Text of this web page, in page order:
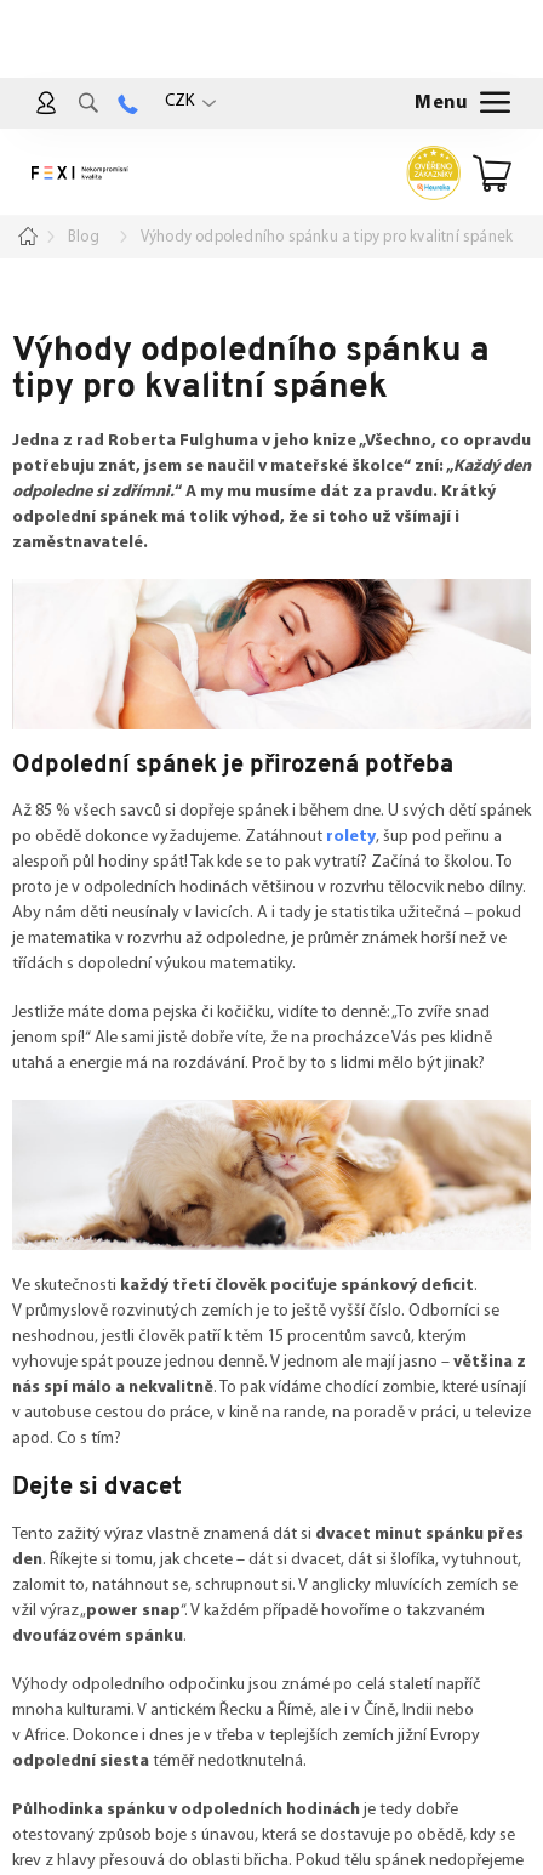
CZK
DomůBlog Výhody odpoledního spánku a tipy pro kvalitní spánek
Výhody odpoledního spánku a
tipy pro kvalitní spánek
Jedna z rad Roberta Fulghuma v jeho knize „Všechno, co opravdu
potřebuju znát, jsem se naučil v mateřské školce“ zní: „Každý den
odpoledne si zdřímni.“ A my mu musíme dát za pravdu. Krátký
odpolední spánek má tolik výhod, že si toho už všímají i
zaměstnavatelé.
Odpolední spánek je přirozená potřeba
Až 85 % všech savců si dopřeje spánek i během dne. U svých dětí spánek
po obědě dokonce vyžadujeme. Zatáhnout rolety, šup pod peřinu a
alespoň půl hodiny spát! Tak kde se to pak vytratí? Začíná to školou. To
proto je v odpoledních hodinách většinou v rozvrhu tělocvik nebo dílny.
Aby nám děti neusínaly v lavicích. A i tady je statistika užitečná – pokud
je matematika v rozvrhu až odpoledne, je průměr známek horší než ve
třídách s dopolední výukou matematiky.
Jestliže máte doma pejska či kočičku, vidíte to denně: „To zvíře snad
jenom spí!“ Ale sami jistě dobře víte, že na procházce Vás pes klidně
utahá a energie má na rozdávání. Proč by to s lidmi mělo být jinak?
Ve skutečnosti každý třetí člověk pociťuje spánkový deficit.
V průmyslově rozvinutých zemích je to ještě vyšší číslo. Odborníci se
neshodnou, jestli člověk patří k těm 15 procentům savců, kterým
vyhovuje spát pouze jednou denně. V jednom ale mají jasno – většina z
nás spí málo a nekvalitně. To pak vídáme chodící zombie, které usínají
v autobuse cestou do práce, v kině na rande, na poradě v práci, u televize
apod. Co s tím?
Dejte si dvacet
Tento zažitý výraz vlastně znamená dát si dvacet minut spánku přes
den. Říkejte si tomu, jak chcete – dát si dvacet, dát si šlofíka, vytuhnout,
zalomit to, natáhnout se, schrupnout si. V anglicky mluvících zemích se
vžil výraz „power snap“. V každém případě hovoříme o takzvaném
dvoufázovém spánku.
Výhody odpoledního odpočinku jsou známé po celá staletí napříč
mnoha kulturami. V antickém Řecku a Římě, ale i v Číně, Indii nebo
v Africe. Dokonce i dnes je v třeba v teplejších zemích jižní Evropy
odpolední siesta téměř nedotknutelná.
Půlhodinka spánku v odpoledních hodinách je tedy dobře
otestovaný způsob boje s únavou, která se dostavuje po obědě, kdy se
krev z hlavy přesouvá do oblasti břicha. Pokud tělu spánek nedopřejeme